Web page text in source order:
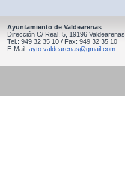
Ayuntamiento de Valdearenas
Dirección C/ Real, 5, 19196 Valdearenas
Tel.: 949 32 35 10 / Fax: 949 32 35 10
E-Mail: ayto.valdearenas@gmail.com